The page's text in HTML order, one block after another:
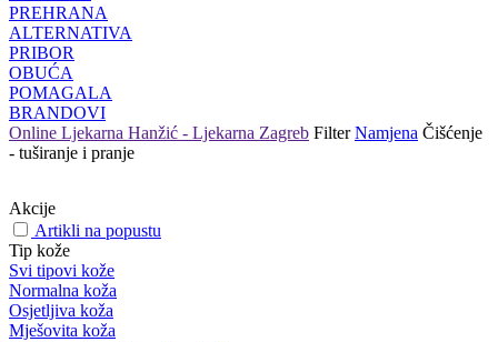
PREHRANA
ALTERNATIVA
PRIBOR
OBUĆA
POMAGALA
BRANDOVI
Online Ljekarna Hanžić - Ljekarna Zagreb Filter Namjena Čišćenje
- tuširanje i pranje
Akcije
Artikli na popustu
Tip kože
Svi tipovi kože
Normalna koža
Osjetljiva koža
Mješovita koža